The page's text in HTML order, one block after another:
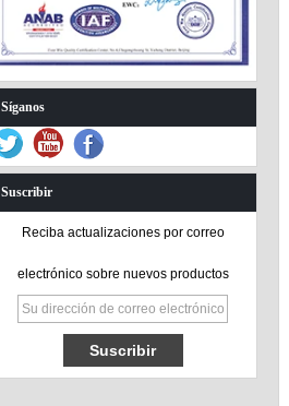
Síganos
Suscribir
Reciba actualizaciones por correo
electrónico sobre nuevos productos